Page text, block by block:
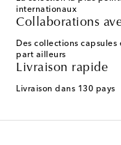
internationaux
Collaborations
Des collections
part ailleurs
Livraison rapide
Livraison dans 130 pays